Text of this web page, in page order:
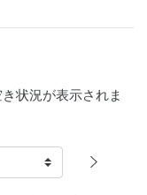
状況が表示されま